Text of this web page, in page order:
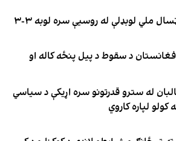
د افغانستان فوټسال ملي لوبډلې له روسیې سره لوبه ۳-۳
د افغانستان د سقوط د پیل پنځه کاله او
له سترو قدرتونو سره اړیکې د سیاسي
کولو لپاره کاروي